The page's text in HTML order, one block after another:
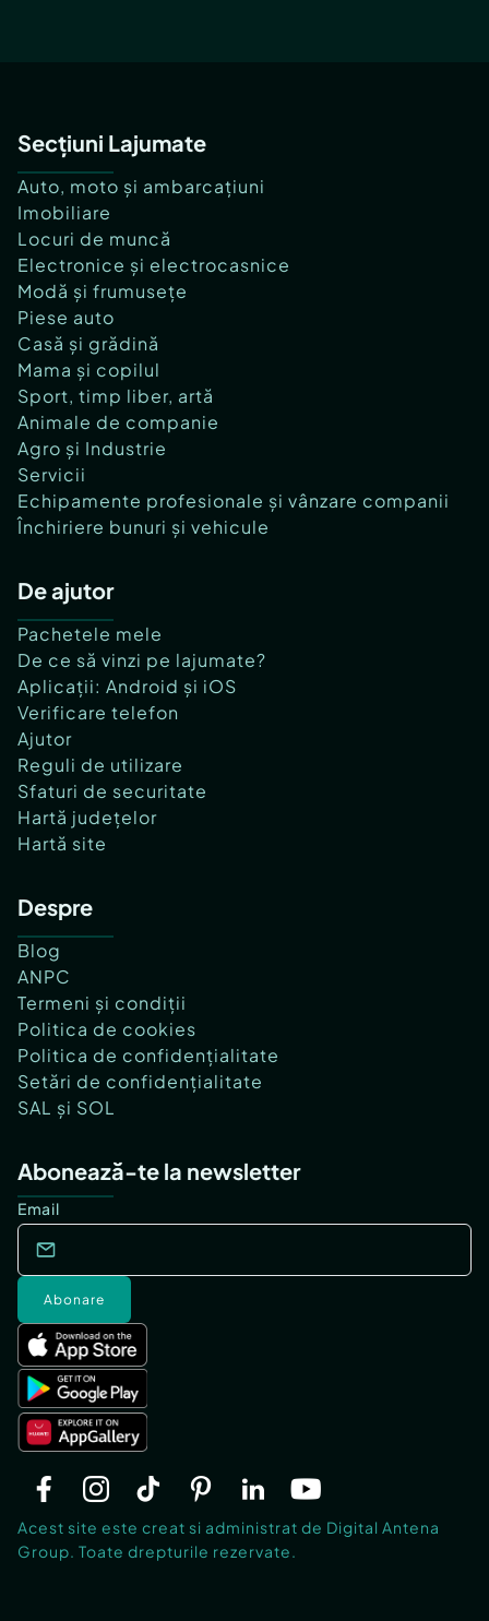
Secțiuni Lajumate
Auto, moto și ambarcațiuni
Imobiliare
Locuri de muncă
Electronice și electrocasnice
Modă și frumusețe
Piese auto
Casă și grădină
Mama și copilul
Sport, timp liber, artă
Animale de companie
Agro și Industrie
Servicii
Echipamente profesionale și vânzare companii
Închiriere bunuri și vehicule
De ajutor
Pachetele mele
De ce să vinzi pe lajumate?
Aplicații: Android și iOS
Verificare telefon
Ajutor
Reguli de utilizare
Sfaturi de securitate
Hartă județelor
Hartă site
Despre
Blog
ANPC
Termeni și condiții
Politica de cookies
Politica de confidențialitate
Setări de confidențialitate
SAL și SOL
Abonează-te la newsletter
Email
Abonare
Acest site este creat si administrat de Digital Antena
Group. Toate drepturile rezervate.